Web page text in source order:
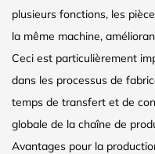
plusieurs fonctions, les
la même machine,
Ceci est particulièrement
dans les processus de
temps de transfert et de
globale de la chaîne de
Avantages pour la